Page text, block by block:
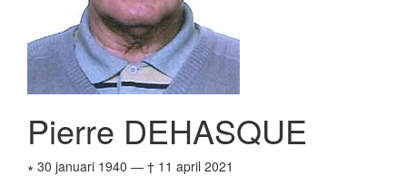
Pierre DEHASQUE
∗ 30 januari 1940 — † 11 april 2021